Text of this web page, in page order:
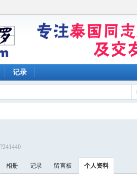
记录
相册 记录 留言板 个人资料